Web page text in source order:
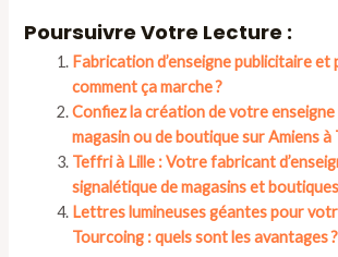
Poursuivre Votre Lecture :
Fabrication d’enseigne publicitaire et
comment ça marche ?
Confiez la création de votre
magasin ou de boutique sur Amiens à
Teffri à Lille : Votre fabricant
signalétique de magasins et
Lettres lumineuses géantes pour
Tourcoing : quels sont les avantages ?